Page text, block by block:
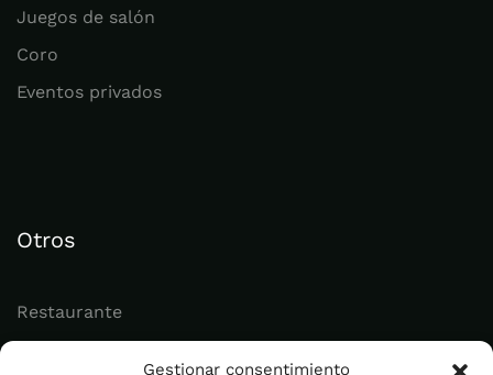
Gestionar consentimiento
Juegos de salón
Coro
Eventos privados
Otros
Restaurante